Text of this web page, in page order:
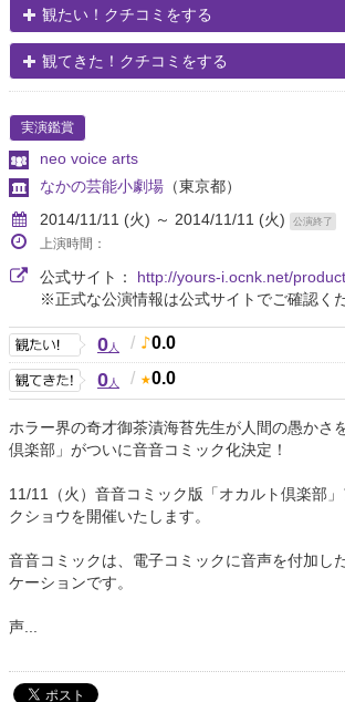
観たい！クチコミをする
観てきた！クチコミをする
実演鑑賞
neo voice arts
なかの芸能小劇場 （東京都）
2014/11/11 (火) ～ 2014/11/11 (火)
公演終了
上演時間：
公式サイト： http://yours-i.ocnk.net/
※正式な公演情報は公式サイトでご確認くだ
0人 / 0.0
0人 / 0.0
ホラー界の奇才御茶漬海苔先生が人間の愚かさ
倶楽部」がついに音音コミック化決定！
11/11（火）音音コミック版「オカルト倶楽部
クショウを開催いたします。
音音コミックは、電子コミックに音声を付加し
ケーションです。
声...